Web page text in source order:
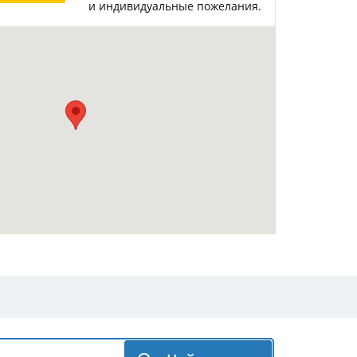
и индивидуальные пожелания.